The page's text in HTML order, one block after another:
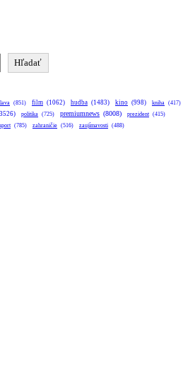
Hľadať
(851) film (1062) hudba (1483) kino (998) kniha (417)
politika (725) premiumnews (8008) prezident (415)
sport (785) zahraničie (516) zaujímavosti (488)